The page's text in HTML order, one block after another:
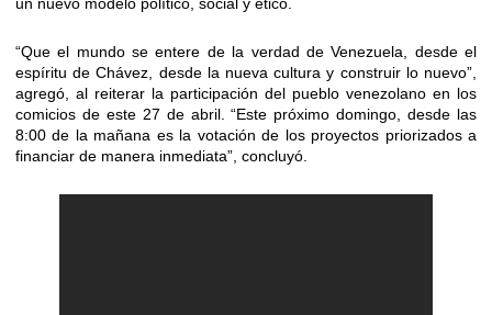
un nuevo modelo político, social y ético.
“Que el mundo se entere de la verdad de Venezuela, desde el
espíritu de Chávez, desde la nueva cultura y construir lo nuevo”,
agregó, al reiterar la participación del pueblo venezolano en los
comicios de este 27 de abril. “Este próximo domingo, desde las
8:00 de la mañana es la votación de los proyectos priorizados a
financiar de manera inmediata”, concluyó.